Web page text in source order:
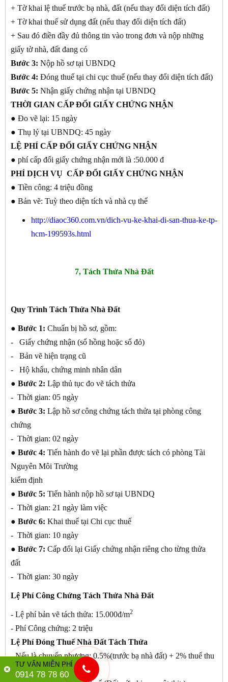
+ Tờ khai lệ thuế trước bạ nhà, đất (nếu thay đổi diện tích đất)
+ Tờ khai thuế sử dụng đất (nếu thay đổi diện tích đất)
+ Sau đó điền đầy đủ thông tin vào trong đơn và nộp những
giấy tờ nhà, đất đang có
Bước 3: Nộp hồ sơ tại UBNDQ
Bước 4: Đóng thuế tại chi cục thuế (nếu thay đổi diện tích đất)
Bước 5: Nhận giấy chứng nhận tại UBNDQ
THỜI GIAN CẤP ĐỔI GIẤY CHỨNG NHẬN
● Đo vẽ lại: 15 ngày
● Thụ lý tại UBNDQ: 45 ngày
LỆ PHÍ CẤP ĐỔI GIẤY CHỨNG NHẬN
● phí cấp đổi giấy chứng nhận mới là :50.000 đ
PHÍ DỊCH VỤ CẤP ĐỔI GIẤY CHỨNG NHẬN
● Tiền công: 4 triệu đồng
● Bản vẽ: Tuỳ theo diện tích và nhà cụ thể
http://diaoc360.com.vn/dich-vu-ke-khai-di-san-thua-ke-tp-
hcm-199593s.html
7, Tách Thửa Nhà Đất
Quy Trình Tách Thửa Nhà Đất
● Bước 1: Chuẩn bị hồ sơ, gồm:
- Giấy chứng nhận (sổ hồng hoặc sổ đỏ)
- Bản vẽ hiện trạng cũ
- Hộ khẩu, chứng minh nhân dân
● Bước 2: Lập thủ tục đo vẽ tách thửa
- Thời gian: 05 ngày
● Bước 3: Lập hồ sơ công chứng tách thửa tại phòng công
chứng
- Thời gian: 02 ngày
● Bước 4: Tiến hành đo vẽ lại phần được tách có phòng Tài
Nguyên Môi Trường
kiểm định
● Bước 5: Tiến hành nộp hồ sơ tại UBNDQ
- Thời gian: 21 ngày làm việc
● Bước 6: Khai thuế tại Chi cục thuế
- Thời gian: 10 ngày
● Bước 7: Cấp đổi lại Giấy chứng nhận riêng cho từng thửa
đất
- Thời gian: 30 ngày
Lệ Phí Công Chứng Tách Thửa Nhà Đất
- Lệ phí bản vẽ tách thửa: 15.000đ/m2
- Phí Công chứng: 2 triệu
Lệ Phí Đóng Thuế Nhà Đất Tách Thửa
- Nếu là chuyển nhượng: 0.5%(trước bạ nhà đất) + 2% thuế thu
nhập cá nhân
TƯ VẤN MIỄN PHÍ
0914 78 78 60